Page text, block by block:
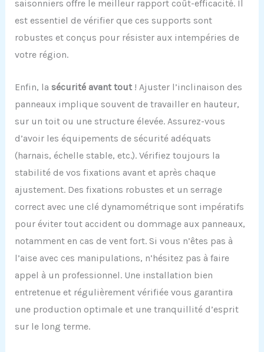
saisonniers offre le meilleur rapport coût-efficacité. Il
est essentiel de vérifier que ces supports sont
robustes et conçus pour résister aux intempéries de
votre région.
Enfin, la sécurité avant tout! Ajuster l’inclinaison des
panneaux implique souvent de travailler en hauteur,
sur un toit ou une structure élevée. Assurez-vous
d’avoir les équipements de sécurité adéquats
(harnais, échelle stable, etc.). Vérifiez toujours la
stabilité de vos fixations avant et après chaque
ajustement. Des fixations robustes et un serrage
correct avec une clé dynamométrique sont impératifs
pour éviter tout accident ou dommage aux panneaux,
notamment en cas de vent fort. Si vous n’êtes pas à
l’aise avec ces manipulations, n’hésitez pas à faire
appel à un professionnel. Une installation bien
entretenue et régulièrement vérifiée vous garantira
une production optimale et une tranquillité d’esprit
sur le long terme.